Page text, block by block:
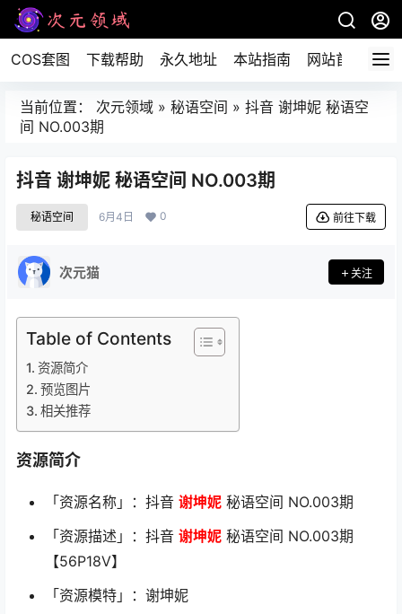
COS套图 下载帮助 永久地址 本站指南 网站首页
当前位置： 次元领域 » 秘语空间 » 抖音 谢坤妮 秘语空
间 NO.003期
抖音 谢坤妮 秘语空间 NO.003期
秘语空间 6月4日 0 前往下载
次元猫 关注
Table of Contents
资源简介
预览图片
相关推荐
资源简介
「资源名称」：抖音 谢坤妮 秘语空间 NO.003期
「资源描述」：抖音 谢坤妮 秘语空间 NO.003期
【56P18V】
「资源模特」：谢坤妮